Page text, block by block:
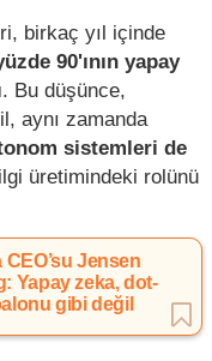
birkaç yıl içinde
90'ının yapay
. Bu düşünce,
aynı zamanda
sistemleri de
üretimindeki rolünü
CEO’su Jensen
Yapay zeka, dot-
gibi değil